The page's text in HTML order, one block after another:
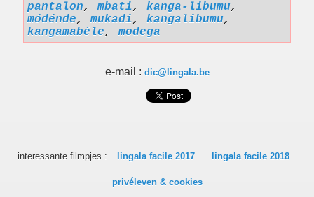
pantalon,mbati, kanga-libumu,
módénde,mukadi, kangalibumu,
kangamabéle,modega
e-mail : dic@lingala.be
interessante filmpjes : lingala facile 2017 lingala facile 2018
privéleven & cookies